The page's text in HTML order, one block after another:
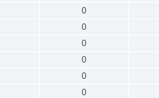
0
0
0
0
0
0